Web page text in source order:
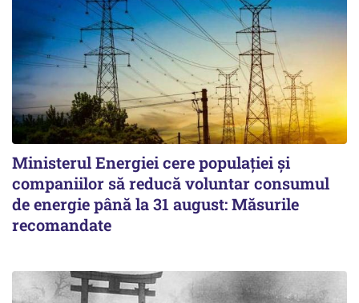
Ministerul Energiei cere populației și
companiilor să reducă voluntar consumul
de energie până la 31 august: Măsurile
recomandate